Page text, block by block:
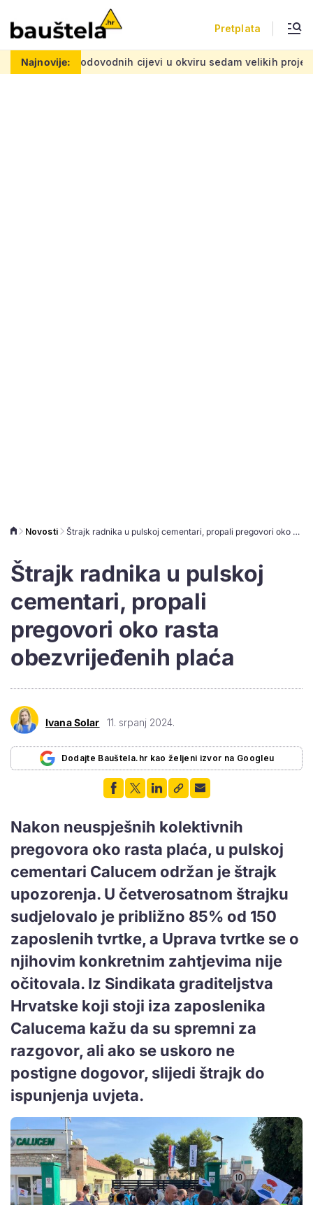
Pretplata
Najnovije:cijevi u okviru sedam velikih projekata: Iznos 50
Novosti Štrajk radnika u pulskoj cementari, propali pregovori oko rasta obezvrijeđenih plaća
Štrajk radnika u pulskoj
cementari, propali
pregovori oko rasta
obezvrijeđenih plaća
Ivana Solar 11. srpanj 2024.
Dodajte Bauštela.hr kao željeni izvor na Googleu
Nakon neuspješnih kolektivnih
pregovora oko rasta plaća, u pulskoj
cementari Calucem održan je štrajk
upozorenja. U četverosatnom štrajku
sudjelovalo je približno 85% od 150
zaposlenih tvrtke, a Uprava tvrtke se o
njihovim konkretnim zahtjevima nije
očitovala. Iz Sindikata graditeljstva
Hrvatske koji stoji iza zaposlenika
Calucema kažu da su spremni za
razgovor, ali ako se uskoro ne
postigne dogovor, slijedi štrajk do
ispunjenja uvjeta.